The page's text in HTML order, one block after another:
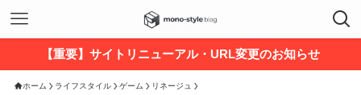
【重要】サイトリニューアル・URL変更のお知らせ
ホーム ライフスタイル ゲーム リネージュ